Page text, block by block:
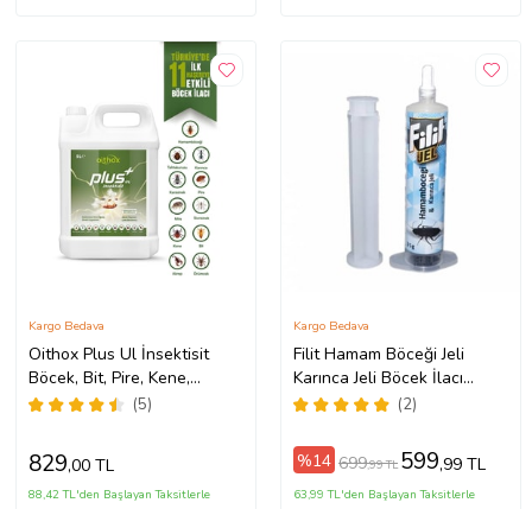
Oithox Plus Ul İnsektisit
Böcek, Bit, Pire, Kene,
Tahtakurusu, Hamamböceği
(5)
Kargo Bedava
829,00 TL
88,42 TL'den Başlayan Taksitlerle
Filit Hamam Böceği Jeli
Karınca Jeli Böcek İlacı
Haşere İlacı Haşere
(2)
Kargo Bedava
%14 699,99 TL 599,99 TL
63,99 TL'den Başlayan Taksitlerle